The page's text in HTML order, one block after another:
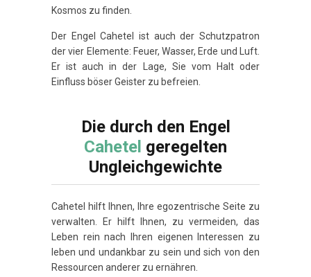
Kosmos zu finden.
Der Engel Cahetel ist auch der Schutzpatron
der vier Elemente: Feuer, Wasser, Erde und Luft.
Er ist auch in der Lage, Sie vom Halt oder
Einfluss böser Geister zu befreien.
Die durch den Engel
Cahetel geregelten
Ungleichgewichte
Cahetel hilft Ihnen, Ihre egozentrische Seite zu
verwalten. Er hilft Ihnen, zu vermeiden, das
Leben rein nach Ihren eigenen Interessen zu
leben und undankbar zu sein und sich von den
Ressourcen anderer zu ernähren.